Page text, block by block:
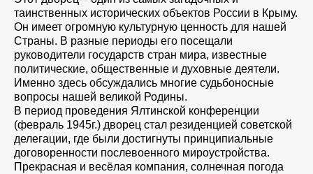
таинственных исторических объектов России в Крыму.
Он имеет огромную культурную ценность для нашей
Страны. В разные периоды его посещали
руководители государств стран мира, известные
политические, общественные и духовные деятели.
Именно здесь обсуждались многие судьбоносные
вопросы нашей великой Родины.
В период проведения Ялтинской конференции
(февраль 1945г.) дворец стал резиденцией советской
делегации, где были достигнуты принципиальные
договоренности послевоенного мироустройства.
Прекрасная и весёлая компания, солнечная погода